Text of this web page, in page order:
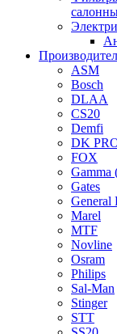
ASM
Bosch
DLAA
CS20
Demfi
DK
FOX
Gamma
Gates
General
Marel
MTF
Novline
Osram
Philips
Sal-Man
Stinger
STT